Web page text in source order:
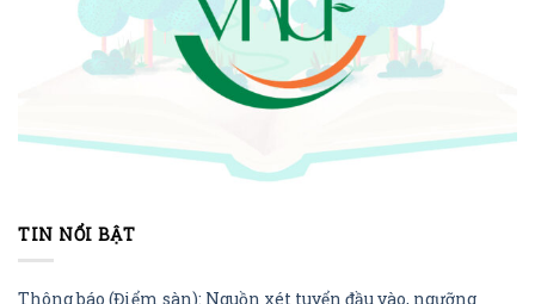
TIN NỔI BẬT
Thông báo (Điểm sàn): Nguồn xét tuyển đầu vào, ngưỡng